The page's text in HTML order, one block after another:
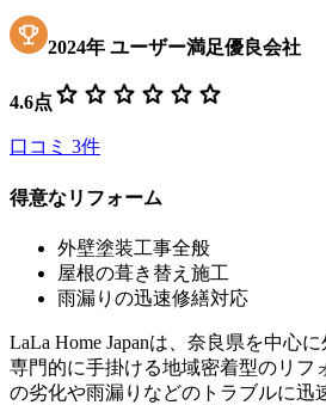
2024年 ユーザー満足優良会社
4.6点 star star star star star star
口コミ 3件
得意なリフォーム
外壁塗装工事全般
屋根の葺き替え施工
雨漏りの迅速修繕対応
LaLa Home Japanは、奈良県を中心
専門的に手掛ける地域密着型のリフ
の劣化や雨漏りなどのトラブルに迅